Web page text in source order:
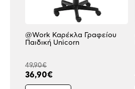
@Work Καρέκλα Γραφείου
Παιδική Unicorn
49,90€
36,90€